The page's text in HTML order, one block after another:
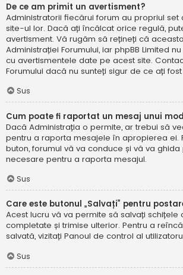
De ce am primit un avertisment?
Administratorii fiecărui forum au propriul set
site-ul lor. Dacă ați încălcat orice regulă,
avertisment. Vă rugăm să rețineți că
Administrației Forumului, iar phpBB Limited
cu avertismentele date pe acest site.
Forumului dacă nu sunteți sigur de ce ați
Sus
Cum poate fi raportat un mesaj unui
Dacă Administrația o permite, ar trebui să
pentru a raporta mesajele în apropierea ei.
buton, forumul vă va conduce și vă va
necesare pentru a raporta mesajul.
Sus
Care este butonul „Salvați” pentru
Acest lucru vă va permite să salvați schițele
completate și trimise ulterior. Pentru a
salvată, vizitați Panoul de control al
Sus